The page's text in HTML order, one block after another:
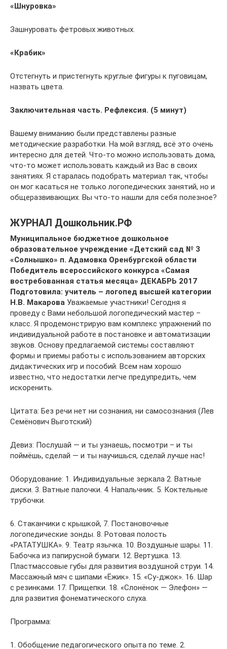
«Шнуровка»
Зашнуровать фетровых животных.
«Крабик»
Отстегнуть и пристегнуть круглые фигуры к пуговицам,
назвать цвета.
Заключительная часть. Рефлексия. (5 минут)
Вашему вниманию были представлены разные
методические разработки. На мой взгляд, всё это очень
интересно для детей. Что-то можно использовать дома,
что-то может использовать каждый из Вас в своих
занятиях. Я старалась подобрать материал так, чтобы
он мог касаться не только логопедических занятий, но и
общеразвивающих. Вы что-то нашли для себя полезное?
ЖУРНАЛ Дошкольник.РФ
Муниципальное бюджетное дошкольное
образовательное учреждение «Детский сад № 3
«Солнышко» п. Адамовка Оренбургской области
Победитель всероссийского конкурса «Самая
востребованная статья месяца» ДЕКАБРЬ 2017
Подготовила: учитель – логопед высшей категории
Н.В. Макарова Уважаемые участники! Сегодня я
проведу с Вами небольшой логопедический мастер –
класс. Я продемонстрирую вам комплекс упражнений по
индивидуальной работе в постановке и автоматизации
звуков. Основу предлагаемой системы составляют
формы и приемы работы с использованием авторских
дидактических игр и пособий. Всем нам хорошо
известно, что недостатки легче предупредить, чем
искоренить.
Цитата: Без речи нет ни сознания, ни самосознания (Лев
Семёнович Выготский)
Девиз: Послушай — и ты узнаешь, посмотри – и ты
поймёшь, сделай — и ты научишься, сделай лучше нас!
Оборудование: 1. Индивидуальные зеркала 2. Ватные
диски. 3. Ватные палочки. 4. Напальчник. 5. Коктельные
трубочки.
6. Стаканчики с крышкой, 7. Постановочные
логопедические зонды. 8. Ротовая полость
«РАТАТУШКА». 9. Театр язычка. 10. Воздушные шары. 11.
Бабочка из папирусной бумаги. 12. Вертушка. 13.
Пластмассовые губы для развития воздушной струи. 14.
Массажный мяч с шипами «Ёжик». 15. «Су-джок». 16. Шар
с резинками. 17. Прищепки. 18. «Слонёнок — Элефон» —
для развития фонематического слуха.
Программа:
1. Обобщение педагогического опыта по теме. 2.